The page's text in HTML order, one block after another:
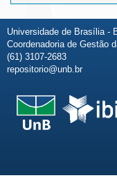
Universidade de Brasília -
Coordenadoria de Gestão
(61) 3107-2683
repositorio@unb.br